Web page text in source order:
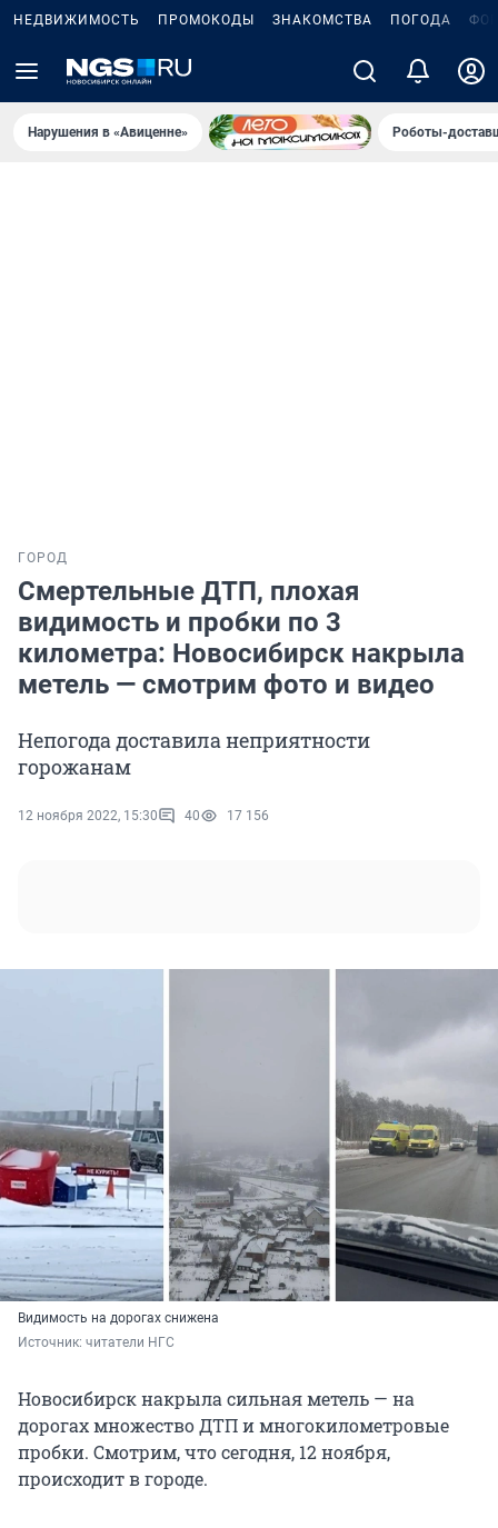
НЕДВИЖИМОСТЬ ПРОМОКОДЫ ЗНАКОМСТВА ПОГОДА
Нарушения в «Авиценне» Роботы-
ГОРОД
Смертельные ДТП, плохая
видимость и пробки по 3
километра: Новосибирск накрыла
метель — смотрим фото и видео
Непогода доставила неприятности
горожанам
12 ноября 2022, 15:30 40 17 156
Видимость на дорогах снижена
Источник: читатели НГС
Новосибирск накрыла сильная метель — на
дорогах множество ДТП и многокилометровые
пробки. Смотрим, что сегодня, 12 ноября,
происходит в городе.